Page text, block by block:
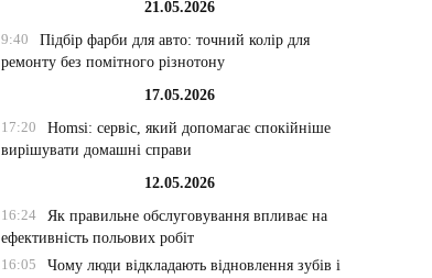
21.05.2026
9:40
Підбір фарби для авто: точний колір для
ремонту без помітного різнотону
17.05.2026
17:20
Homsi: сервіс, який допомагає спокійніше
вирішувати домашні справи
12.05.2026
16:24
Як правильне обслуговування впливає на
ефективність польових робіт
16:05
Чому люди відкладають відновлення зубів і